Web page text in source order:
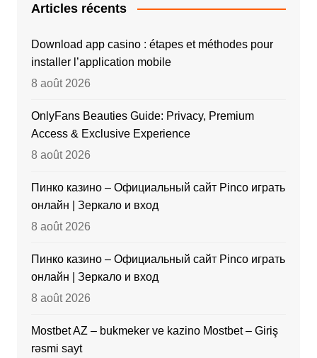
Articles récents
Download app casino : étapes et méthodes pour
installer l’application mobile
8 août 2026
OnlyFans Beauties Guide: Privacy, Premium
Access & Exclusive Experience
8 août 2026
Пинко казино – Официальный сайт Pinco играть
онлайн | Зеркало и вход
8 août 2026
Пинко казино – Официальный сайт Pinco играть
онлайн | Зеркало и вход
8 août 2026
Mostbet AZ – bukmeker ve kazino Mostbet – Giriş
rəsmi sayt